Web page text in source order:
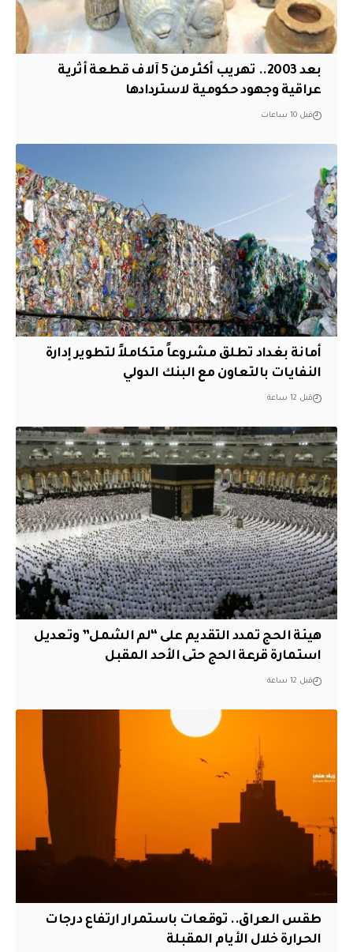
بعد 2003.. تهريب أكثر من 5 آلاف قطعة أثرية
عراقية وجهود حكومية لاستردادها
قبل 10 ساعات
أمانة بغداد تطلق مشروعاً متكاملاً لتطوير إدارة
النفايات بالتعاون مع البنك الدولي
قبل 12 ساعة
هيئة الحج تمدد التقديم على “لم الشمل” وتعديل
استمارة قرعة الحج حتى الأحد المقبل
قبل 12 ساعة
طقس العراق.. توقعات باستمرار ارتفاع درجات
الحرارة خلال الأيام المقبلة